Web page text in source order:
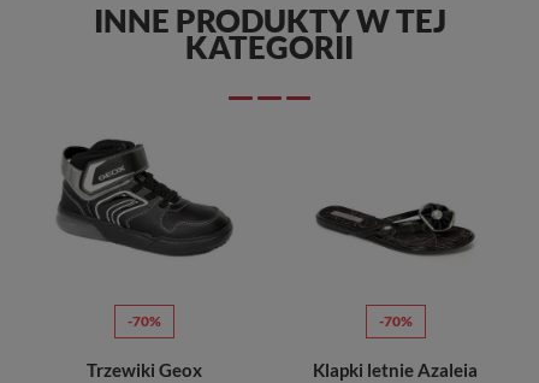
INNE PRODUKTY W TEJ
KATEGORII
-70%
Trzewiki Geox
-70%
Klapki letnie Azaleia